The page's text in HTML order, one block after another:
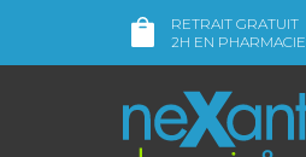
RETRAIT GRATUIT
2H EN PHARMACIE